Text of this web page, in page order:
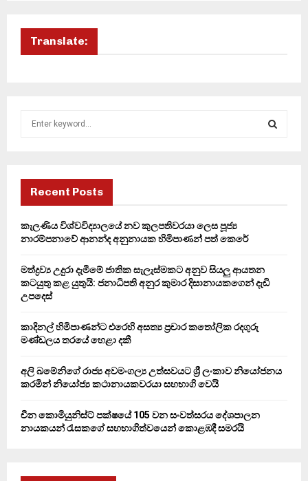
Translate:
f
r
H
Recent Posts
කැලණිය විශ්වවිද්‍යාලයේ නව කුලපතිවරයා ලෙස පූජ්‍ය
නාරම්පනාවේ ආනන්ද අනුනායක හිමිපාණන් පත් කෙරේ
මත්ද්‍රව්‍ය උදුරා දැමීමේ ජාතික සැලැස්මකට අනුව සියලු ආයතන
කටයුතු කළ යුතුයි: ජනාධිපති අනුර කුමාර දිසානායකගෙන් දැඩි
උපදෙස්
කාදිනල් හිමිපාණන්ට එරෙහි අසත්‍ය ප්‍රචාර කතෝලික රදගුරු
මණ්ඩලය තරයේ හෙළා දකී
අලි ඛමේනිගේ රාජ්‍ය අවමංගල්‍ය උත්සවයට ශ්‍රී ලංකාව නියෝජනය
කරමින් නියෝජ්‍ය කථානායකවරයා සහභාගි වෙයි
චීන කොමියුනිස්ට් පක්ෂයේ 105 වන සංවත්සරය දේශපාලන
නායකයන් රැසකගේ සහභාගිත්වයෙන් කොළඹදී සමරයි